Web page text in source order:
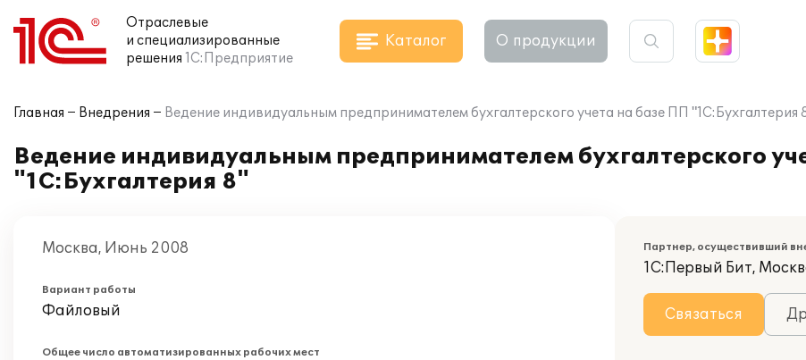
Отраслевые
и специализированные
решения 1С:Предприятие
Каталог О продукции
Главная Внедрения Ведение индивидуальным предпринимателем бухгалтерского учета на базе ПП "1С:Бухгалтерия
Ведение индивидуальным предпринимателем бухгалтерского
"1С:Бухгалтерия 8"
Москва, Июнь 2008
Вариант работы
Файловый
Общее число автоматизированных рабочих мест
Партнер, осуществивший
1С:Первый Бит,
Связаться